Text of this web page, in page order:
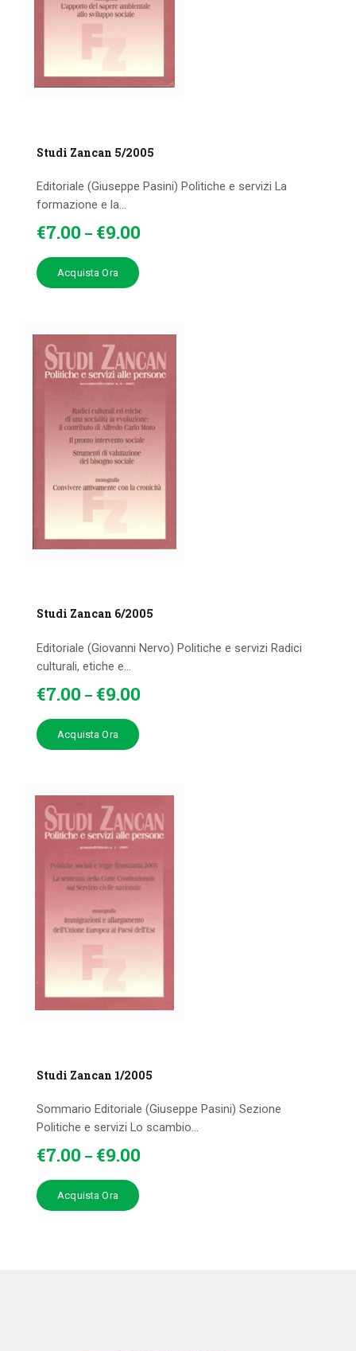
Studi Zancan 5/2005
Editoriale (Giuseppe Pasini) Politiche e servizi La
formazione e la...
€7.00 – €9.00
Acquista Ora
Studi Zancan 6/2005
Editoriale (Giovanni Nervo) Politiche e servizi Radici
culturali, etiche e...
€7.00 – €9.00
Acquista Ora
Studi Zancan 1/2005
Sommario Editoriale (Giuseppe Pasini) Sezione
Politiche e servizi Lo scambio...
€7.00 – €9.00
Acquista Ora